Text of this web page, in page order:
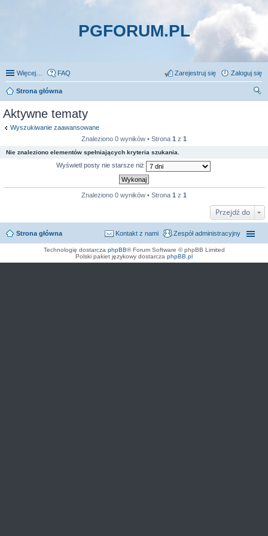
PGFORUM.PL
Więcej… FAQ Zaloguj się
Zarejestruj się
Strona główna
Aktywne tematy
Wyszukiwanie zaawansowane
Znaleziono 0 wyników • Strona 1 z 1
Nie znaleziono elementów spełniających kryteria szukania.
Wyświetl posty nie starsze niż
Znaleziono 0 wyników • Strona 1 z 1
Przejdź do
Strona główna Zespół administracyjny
Kontakt z nami
Technologię dostarcza phpBB® Forum Software © phpBB Limited
Polski pakiet językowy dostarcza phpBB.pl